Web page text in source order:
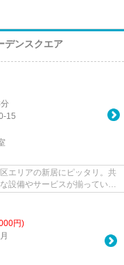
デンスクエア
15
エリアの新居にピッタリ。共
設備やサービスが揃っている
円)